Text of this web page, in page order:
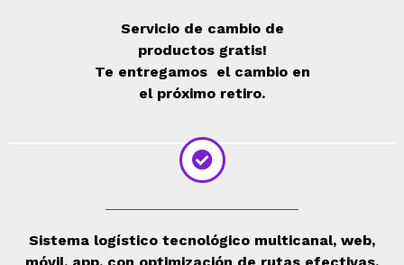
Servicio de cambio de
productos gratis!
Te entregamos el cambio en
el próximo retiro.
Sistema logístico tecnológico multicanal, web,